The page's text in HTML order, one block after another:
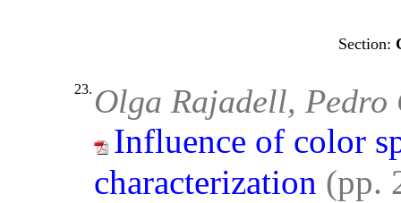
23. Olga Rajadell,
Influence of color
characterization (pp.